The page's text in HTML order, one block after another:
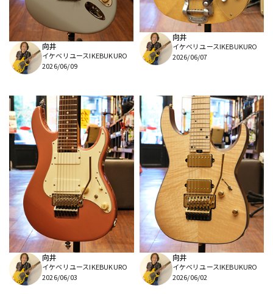
向井
イケベリユースIKEBUKURO
2026/06/09
向井
イケベリユースIKEBUKURO
2026/06/07
向井
イケベリユースIKEBUKURO
2026/06/03
向井
イケベリユースIKEBUKURO
2026/06/02